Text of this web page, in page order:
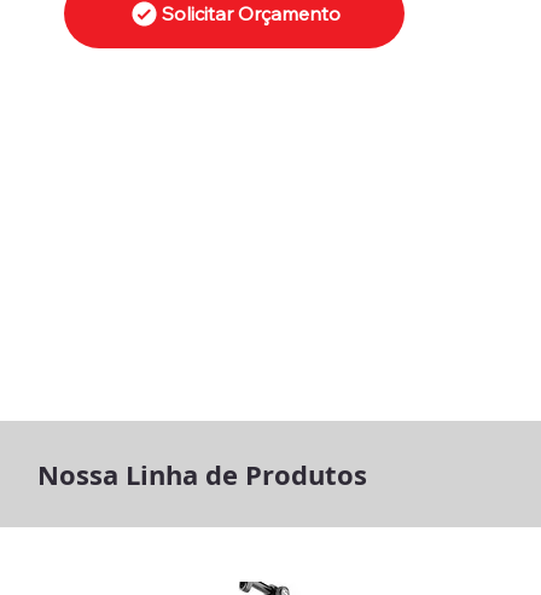
Solicitar Orçamento
Nossa Linha de Produtos